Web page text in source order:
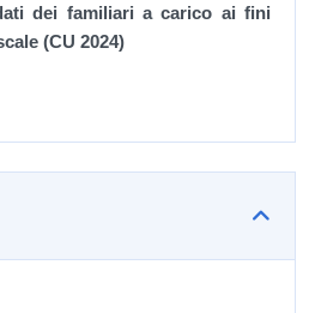
dei familiari a carico ai fini
(CU 2024)